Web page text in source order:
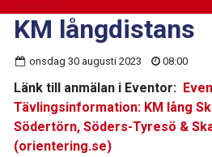
KM långdistans
onsdag 30 augusti 2023 08:00
Länk till anmälan i Eventor:
Tävlingsinformation: KM lång
Södertörn, Söders-Tyresö &
(orientering.se)